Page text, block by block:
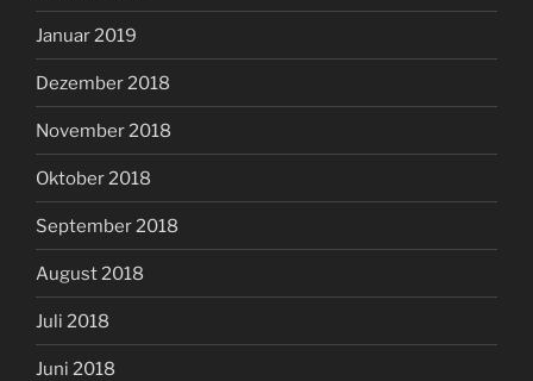
Januar 2019
Dezember 2018
November 2018
Oktober 2018
September 2018
August 2018
Juli 2018
Juni 2018